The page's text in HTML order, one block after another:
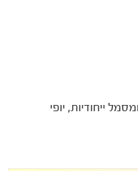
ייחודיות, יופי